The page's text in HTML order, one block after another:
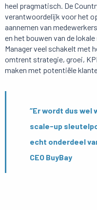
heel pragmatisch. De
verantwoordelijk voor het
aannemen van
en het bouwen van de
Manager veel schakelt met
omtrent strategie, groei,
maken met potentiële
“Er wordt dus wel
scale-up
echt onderdeel
CEO BuyBay